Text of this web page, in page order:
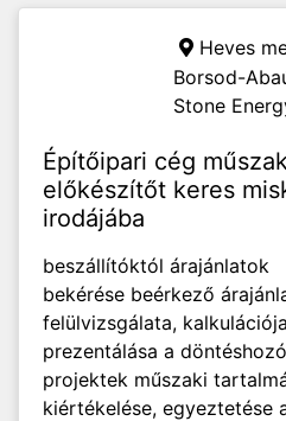
Heves
Borsod-
Stone
Építőipari cég
előkészítőt keres
irodájába
beszállítóktól árajánlatok
bekérése beérkező
felülvizsgálata,
prezentálása a
projektek műszaki
kiértékelése, egyeztetése